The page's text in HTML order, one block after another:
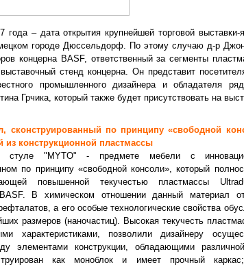
года – дата открытия крупнейшей торговой выставки-
городе Дюссельдорф. По этому случаю д-р
концерна BASF, ответственный за сегменты
стенд концерна. Он представит
промышленного дизайнера и обладателя
Грчика, который также будет присутствовать на
сконструированный по принципу «свободной
из конструкционной пластмассы
"MYTO" - предмете мебели с
по принципу «свободной консоли», который
повышенной текучестью пластмассы
BASF. В химическом отношении данный материал
а его особые технологические свойства
размеров (наночастиц). Высокая текучесть
характеристиками, позволили дизайнеру
элементами конструкции, обладающими
как моноблок и имеет прочный